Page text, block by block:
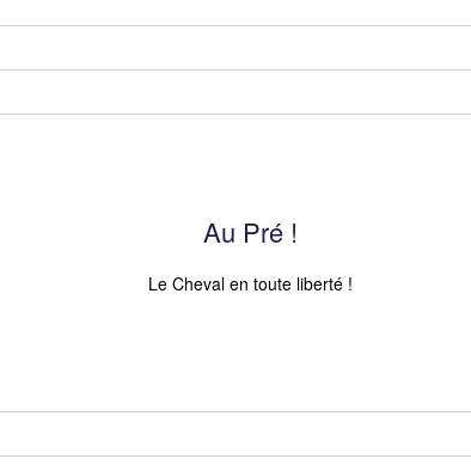
Au Pré !
Le Cheval en toute liberté !